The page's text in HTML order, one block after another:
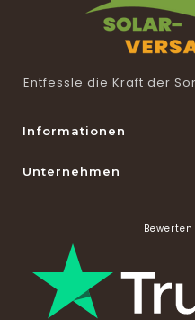
Entfessle die Kraft der
Informationen
Unternehmen